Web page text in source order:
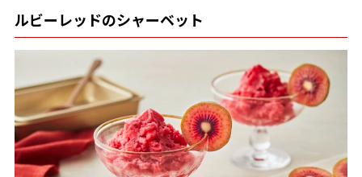
ルビーレッドのシャーベット